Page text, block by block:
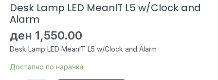
Desk Lamp LED MeanIT L5 w/Clock and
Alarm
ден 1,550.00
Desk Lamp LED MeanIT L5 w/Clock and Alarm
Достапно по нарачка